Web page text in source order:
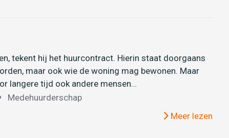
tekent hij het huurcontract. Hierin staat doorgaans
maar ook wie de woning mag bewonen. Maar
langere tijd ook andere mensen…
Medehuurderschap
Meer lezen